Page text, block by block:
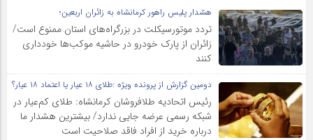
هشدار پلیس راهور کرمانشاه به زائران اربعین؛
تردد موتورسیکلت در بزرگراه‌های استان ممنوع است/
زائران از پارک خودرو در حاشیه موکب‌ها خودداری
کنند
دومین گزارش از پرونده ویژه :طلای ۱۸ عیار یا اعتماد ۱۸ عیار؟
رئیس اتحادیه طلافروشان کرمانشاه: طلای کم‌عیار در
شبکه رسمی عرضه جایی ندارد/ بیشترین هشدار ما
درباره خرید از افراد فاقد صلاحیت است